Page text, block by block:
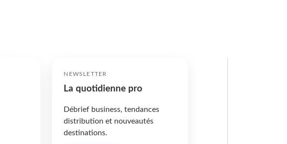
NEWSLETTER
La quotidienne pro
Débrief business, tendances
distribution et nouveautés
destinations.